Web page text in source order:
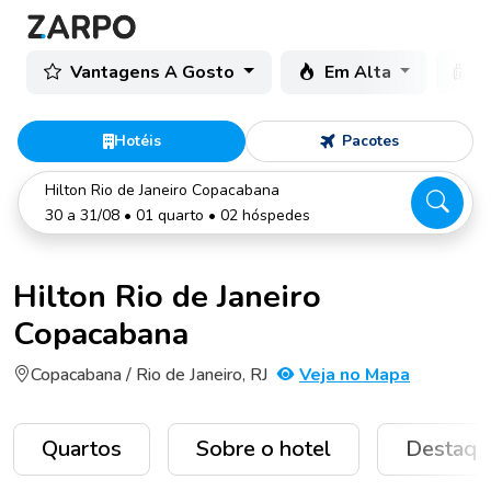
Vantagens A Gosto Em Alta
Hotéis Pacotes
Hilton Rio de Janeiro Copacabana
30 a 31/08 • 01 quarto • 02 hóspedes
Hilton Rio de Janeiro
Copacabana
Copacabana / Rio de Janeiro, RJ Veja no Mapa
Quartos Sobre o hotel